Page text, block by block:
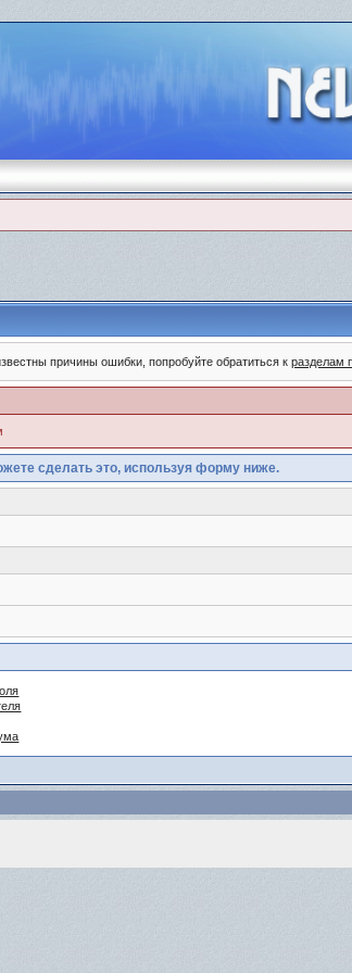
причины ошибки, попробуйте обратиться кразделам
сделать это, используя форму ниже.